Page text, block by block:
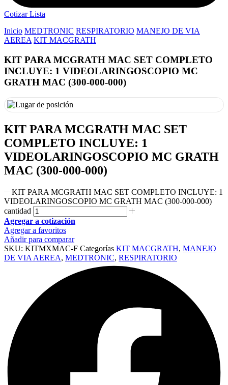
Cotizar Lista
Inicio MEDTRONIC RESPIRATORIO MANEJO DE VIA
AEREA KIT MACGRATH
KIT PARA MCGRATH MAC SET COMPLETO
INCLUYE: 1 VIDEOLARINGOSCOPIO MC
GRATH MAC (300-000-000)
KIT PARA MCGRATH MAC SET
COMPLETO INCLUYE: 1
VIDEOLARINGOSCOPIO MC GRATH
MAC (300-000-000)
KIT PARA MCGRATH MAC SET COMPLETO INCLUYE: 1
VIDEOLARINGOSCOPIO MC GRATH MAC (300-000-000)
cantidad
Agregar a cotización
Agregar a favoritos
Añadir para comparar
SKU: KITMXMAC-F Categorías KIT MACGRATH, MANEJO
DE VIA AEREA, MEDTRONIC, RESPIRATORIO